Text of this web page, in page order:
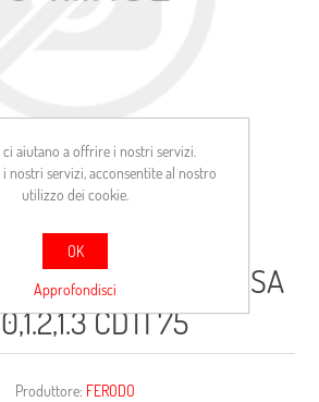
FRONT OPEL CORSA
CDTI 75
Produttore: FERODO
ci aiutano a offrire i nostri servizi.
nostri servizi, acconsentite al nostro
utilizzo dei cookie.
OK
Approfondisci